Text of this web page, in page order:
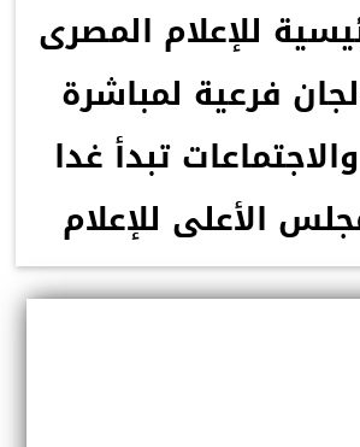
للإعلام المصرى
تشكل 8لجان فرعية لمباشرة
تبدأ غدا
الأعلى للإعلام